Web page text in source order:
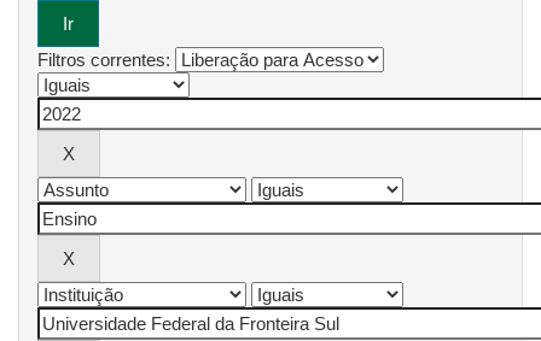
Filtros correntes: